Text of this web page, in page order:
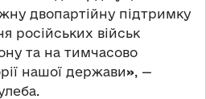
двопартійну підтримку
російських військ
та на тимчасово
нашої держави», —